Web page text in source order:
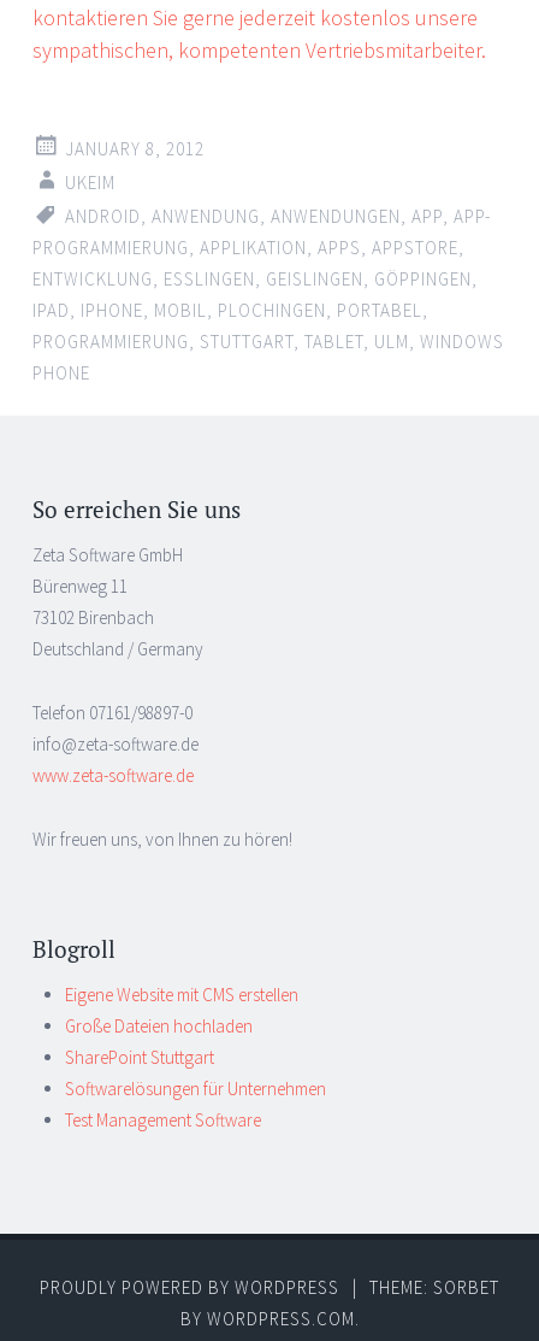
kontaktieren Sie gerne jederzeit kostenlos unsere
sympathischen, kompetenten Vertriebsmitarbeiter.
JANUARY 8, 2012
UKEIM
ANDROID ANWENDUNG ANWENDUNGEN APP APP-
PROGRAMMIERUNG APPLIKATION APPS APPSTORE
ENTWICKLUNG
ESSLINGEN GEISLINGEN GÖPPINGEN
IPAD
IPHONE MOBIL PLOCHINGEN PORTABEL
PROGRAMMIERUNG
STUTTGART TABLET ULM WINDOWS
PHONE
So erreichen Sie uns
Zeta Software GmbH
Bürenweg 11
73102 Birenbach
Deutschland / Germany
Telefon 07161/98897-0
info@zeta-software.de
www.zeta-software.de
Wir freuen uns, von Ihnen zu hören!
Blogroll
Eigene Website mit CMS erstellen
Große Dateien hochladen
SharePoint Stuttgart
Softwarelösungen für Unternehmen
Test Management Software
PROUDLY POWERED BY WORDPRESS |
THEME: SORBET
BY WORDPRESS.COM